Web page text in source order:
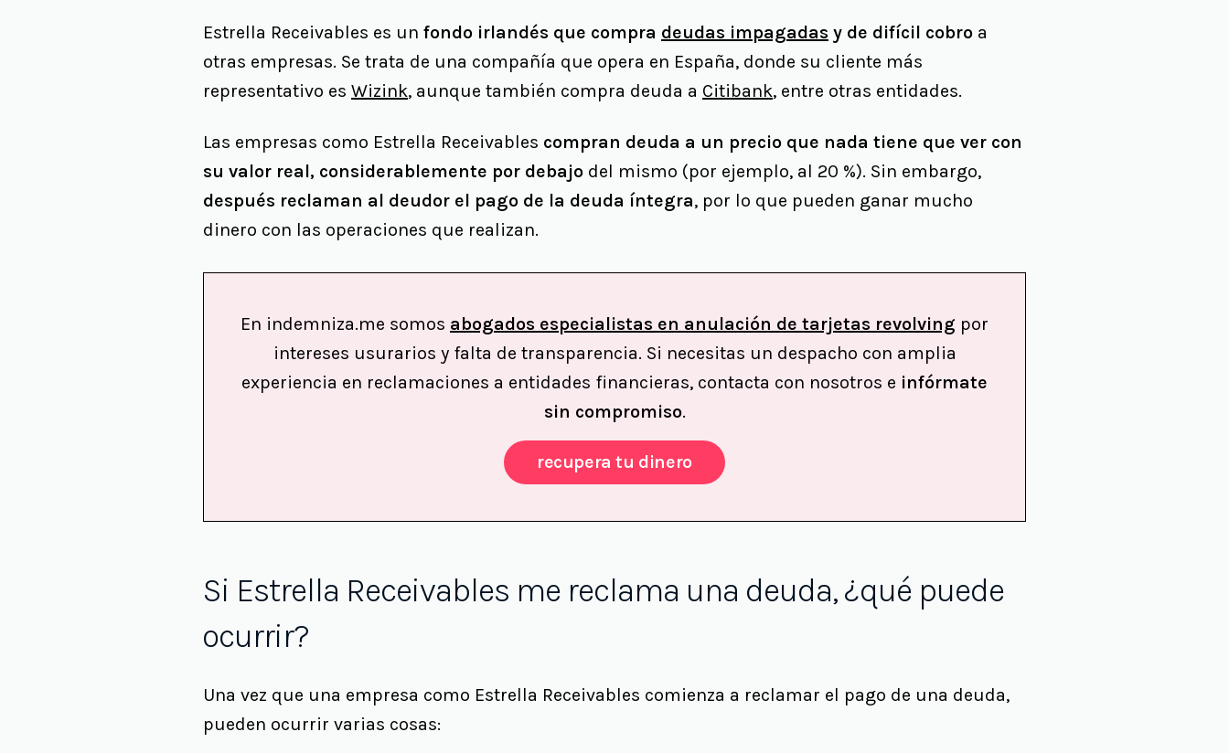
Estrella Receivables es un fondo irlandés que compra deudas impagadas y de difícil cobro a
otras empresas. Se trata de una compañía que opera en España, donde su cliente más
representativo es Wizink, aunque también compra deuda a Citibank, entre otras entidades.
Las empresas como Estrella Receivables compran deuda a un precio que nada tiene que ver con
su valor real, considerablemente por debajo del mismo (por ejemplo, al 20 %). Sin embargo,
después reclaman al deudor el pago de la deuda íntegra, por lo que pueden ganar mucho
dinero con las operaciones que realizan.
En indemniza.me somos abogados especialistas en anulación de tarjetas revolving por
intereses usurarios y falta de transparencia. Si necesitas un despacho con amplia
experiencia en reclamaciones a entidades financieras, contacta con nosotros e infórmate
sin compromiso.
recupera tu dinero
Si Estrella Receivables me reclama una deuda, ¿qué puede
ocurrir?
Una vez que una empresa como Estrella Receivables comienza a reclamar el pago de una deuda,
pueden ocurrir varias cosas: